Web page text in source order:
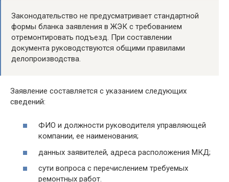
Законодательство не предусматривает стандартной
формы бланка заявления в ЖЭК с требованием
отремонтировать подъезд. При составлении
документа руководствуются общими правилами
делопроизводства.
Заявление составляется с указанием следующих
сведений:
ФИО и должности руководителя управляющей
компании, ее наименования;
данных заявителей, адреса расположения МКД;
сути вопроса с перечислением требуемых
ремонтных работ.